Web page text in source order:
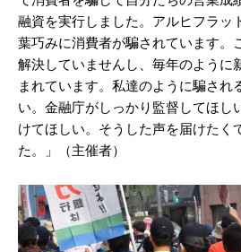
融資を実行しました。アルヒフラッ
葉巧みに消費者が騙されています。
解決していませんし、毎年のように
まれています。私達のように騙され
い。金融庁がしっかり監督してほし
けてほしい。そうした声を届けたく
た。」（主催者）